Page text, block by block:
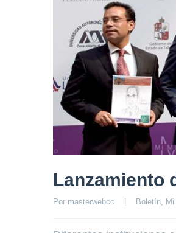
Lanzamiento
Por masterwebcc Boletín,